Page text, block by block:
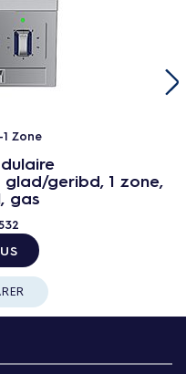
Zone
geribd, 1 zone,
gas